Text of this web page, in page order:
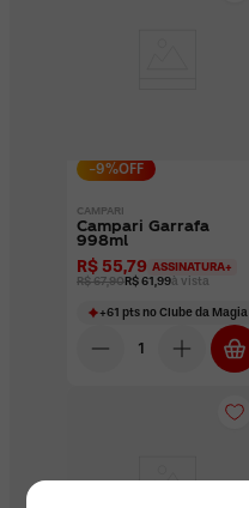
-9%OFF
CAMPARI
Campari Garrafa
998ml
R$ 55,79 ASSINATURA+
R$ 67,90R$ 61,99à vista
+61 pts no Clube da Magia